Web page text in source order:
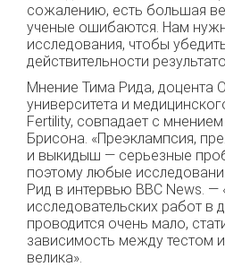
сожалению, есть большая
ученые ошибаются. Нам
исследования, чтобы
действительности
Мнение Тима Рида, доцента
университета и
Fertility, совпадает с
Брисона. «Преэклампсия,
и выкидыш — серьезные
поэтому любые
Рид в интервью BBC News. —
исследовательских работ в
проводится очень мало,
зависимость между тестом
велика».